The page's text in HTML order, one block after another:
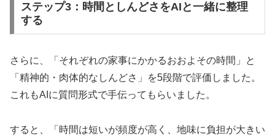
ステップ3：時間としんどさをAIと一緒に整理
する
さらに、「それぞれの家事にかかるおおよその時間」と
「精神的・肉体的なしんどさ」を5段階で評価しました。
これもAIに質問形式で手伝ってもらいました。
すると、「時間は短いが頻度が高く、地味に負担が大きい